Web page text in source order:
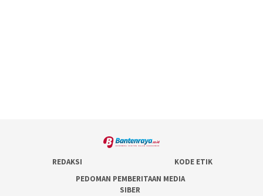
REDAKSI
KODE ETIK
PEDOMAN PEMBERITAAN MEDIA
SIBER